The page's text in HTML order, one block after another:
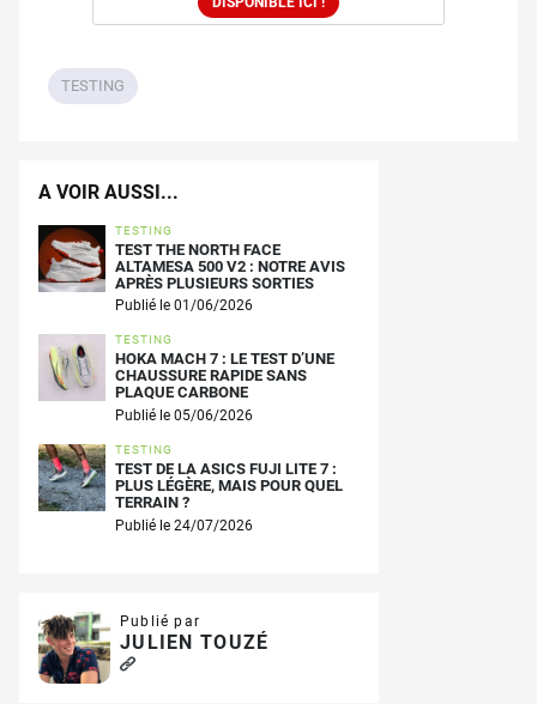
TESTING
A VOIR AUSSI...
TESTING
TEST THE NORTH FACE
ALTAMESA 500 V2 : NOTRE AVIS
APRÈS PLUSIEURS SORTIES
Publié le 01/06/2026
TESTING
HOKA MACH 7 : LE TEST D’UNE
CHAUSSURE RAPIDE SANS
PLAQUE CARBONE
Publié le 05/06/2026
TESTING
TEST DE LA ASICS FUJI LITE 7 :
PLUS LÉGÈRE, MAIS POUR QUEL
TERRAIN ?
Publié le 24/07/2026
Publié par
JULIEN TOUZÉ